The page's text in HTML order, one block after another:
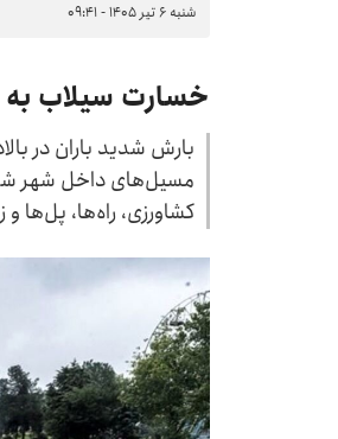
شنبه ۶ تیر ۱۴۰۵ - ۰۹:۴۱
خسارت سیلاب به
بارش شدید باران در
مسیل‌های داخل شهر
کشاورزی، راه‌ها، پل‌ها